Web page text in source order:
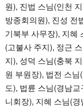
원), 진법 스님(인천
방종회의원), 진성 전
기북부 사무장), 지혜
(고불사 주지), 정근
지), 성덕 스님(충북
원 부원장), 법전 스
도), 법륜 스님(경남
니회장), 지혜 스님(